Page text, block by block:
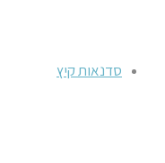
סדנאות קיץ